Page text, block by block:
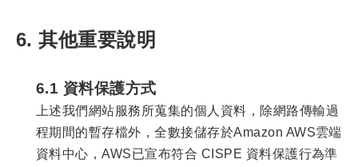
6. 其他重要說明
6.1 資料保護方式
上述我們網站服務所蒐集的個人資料，除網路傳輸過
程期間的暫存檔外，全數接儲存於Amazon AWS雲端
資料中心，AWS已宣布符合 CISPE 資料保護行為準